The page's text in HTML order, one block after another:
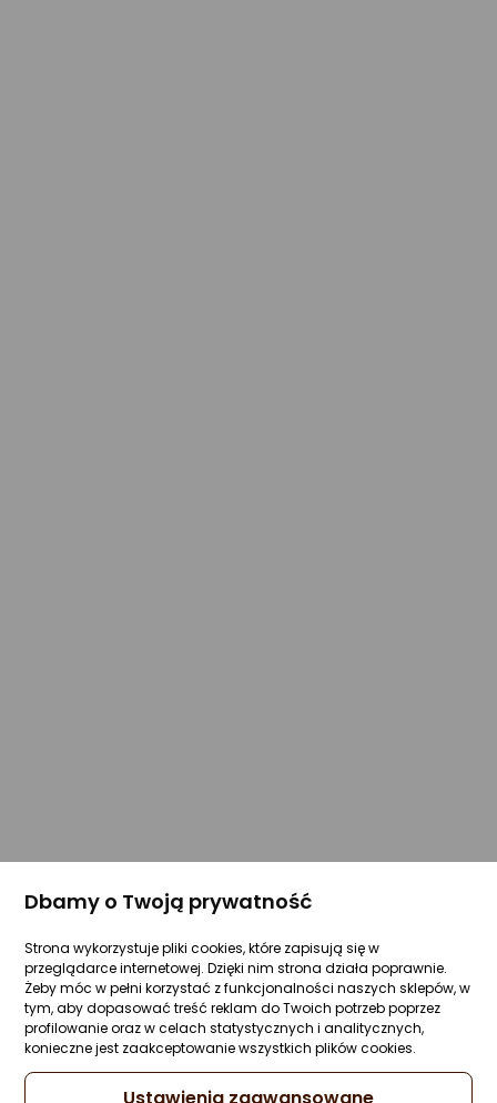
Dbamy o Twoją prywatność
Strona wykorzystuje pliki cookies, które zapisują się w
przeglądarce internetowej. Dzięki nim strona działa poprawnie.
Żeby móc w pełni korzystać z funkcjonalności naszych sklepów, w
tym, aby dopasować treść reklam do Twoich potrzeb poprzez
profilowanie oraz w celach statystycznych i analitycznych,
konieczne jest zaakceptowanie wszystkich plików cookies.
Ustawienia zaawansowane